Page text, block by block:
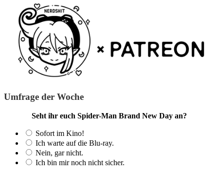
Umfrage der Woche
Seht ihr euch Spider-Man Brand New Day an?
Sofort im Kino!
Ich warte auf die Blu-ray.
Nein, gar nicht.
Ich bin mir noch nicht sicher.